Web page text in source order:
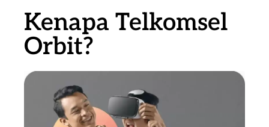
Kenapa Telkomsel
Orbit?